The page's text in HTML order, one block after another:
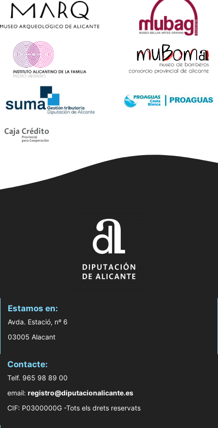
Estamos en:
Avda. Estació, nº 6
03005 Alacant
Contacte:
Telf. 965 98 89 00
email: registro@diputacionalicante.es
CIF: P0300000G -Tots els drets reservats